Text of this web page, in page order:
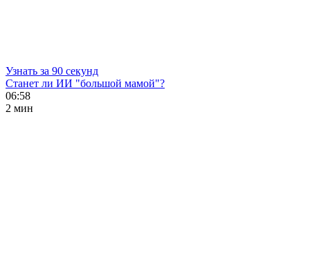
Узнать за 90 секунд
Станет ли ИИ "большой мамой"?
06:58
2 мин